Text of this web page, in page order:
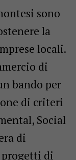
sono
la
locali.
di
bando per
di criteri
Social
di
progetti di